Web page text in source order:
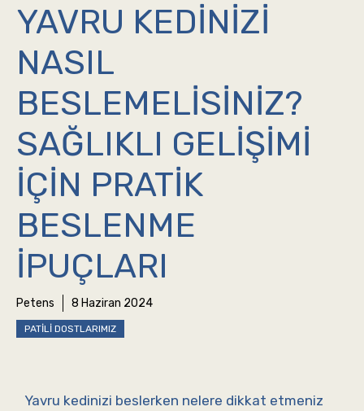
YAVRU KEDINIZI
NASIL
BESLEMELISINIZ?
SAĞLIKLI GELIŞIMI
İÇIN PRATIK
BESLENME
İPUÇLARI
Petens 8 Haziran 2024
PATILI DOSTLARIMIZ
Yavru kedinizi beslerken nelere dikkat etmeniz